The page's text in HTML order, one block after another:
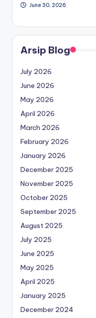
June 30, 2026
Arsip Blog
July 2026
June 2026
May 2026
April 2026
March 2026
February 2026
January 2026
December 2025
November 2025
October 2025
September 2025
August 2025
July 2025
June 2025
May 2025
April 2025
January 2025
December 2024